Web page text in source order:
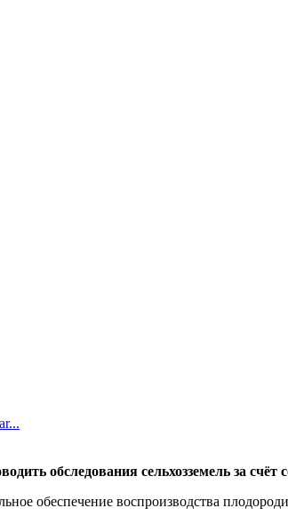
обследования сельхозземель за счёт
обеспечение воспроизводства